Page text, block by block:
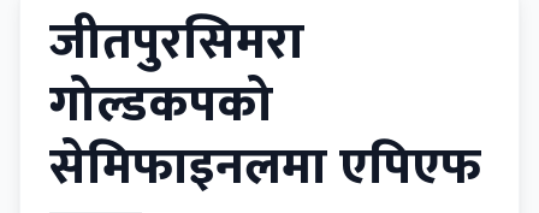
जीतपुरसिमरा
गोल्डकपको
सेमिफाइनलमा एपिएफ